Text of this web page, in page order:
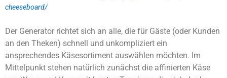
cheeseboard/
Der Generator richtet sich an alle, die für Gäste (oder Kunden
an den Theken) schnell und unkompliziert ein
ansprechendes Käsesortiment auswählen möchten. Im
Mittelpunkt stehen natürlich zunächst die affinierten Käse